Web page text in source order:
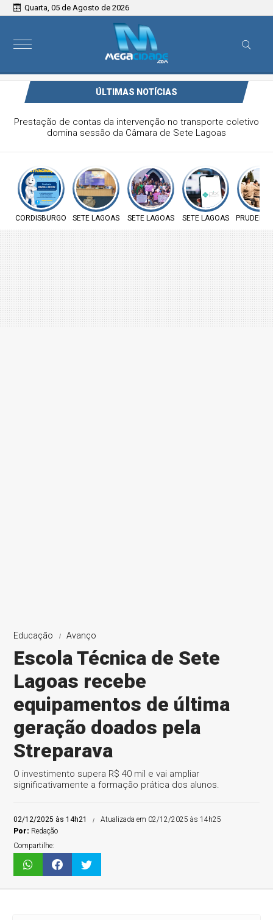
Quarta, 05 de Agosto de 2026
ÚLTIMAS NOTÍCIAS
Prefeitura de Cordisburgo inicia Campanha Nacional de
Multivacinação para crianças e adolescentes
CORDISBURGO SETE LAGOAS SETE LAGOAS SETE LAGOAS
Educação Avanço
Escola Técnica de Sete
Lagoas recebe
equipamentos de última
geração doados pela
Streparava
O investimento supera R$ 40 mil e vai ampliar
significativamente a formação prática dos alunos.
02/12/2025 às 14h21
Atualizada em 02/12/2025 às 14h25
Por: Redação
Compartilhe: